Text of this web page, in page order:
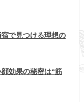
宿で見つける理想の
効果の秘密は“筋